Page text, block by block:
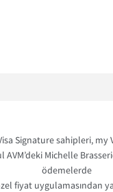
Signature sahipleri, my
AVM’deki Michelle
ödemelerde
fiyat uygulamasından